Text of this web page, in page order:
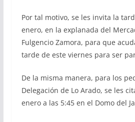
Por tal motivo, se les invita la
enero, en la explanada del
Fulgencio Zamora, para que
tarde de este viernes para ser
De la misma manera, para los
Delegación de Lo Arado, se les
enero a las 5:45 en el Domo del